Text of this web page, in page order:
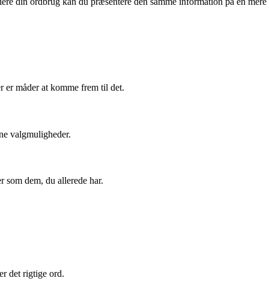
måder at komme frem til det.
valgmuligheder.
dem, du allerede har.
det rigtige ord.